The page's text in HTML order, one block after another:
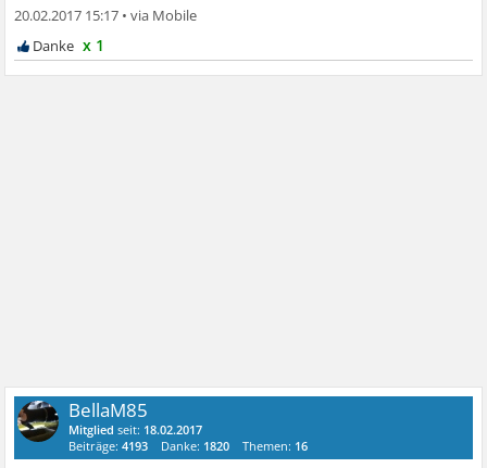
20.02.2017 15:17 •
x 1
BellaM85
Mitglied seit: 18.02.2017
Beiträge:4193 Danke: 1820 Themen: 16